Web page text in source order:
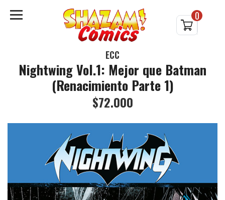
0
ECC
Nightwing Vol.1: Mejor que Batman
(Renacimiento Parte 1)
$72.000